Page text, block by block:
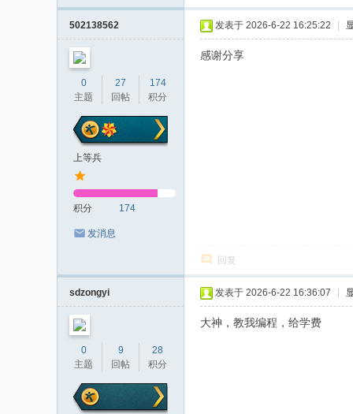
502138562
0
主题
27
回帖
174
积分
上等兵
积分 174
发消息
发表于 2026-6-22 16:25:22
感谢分享
回复
sdzongyi
0
主题
9
回帖
28
积分
发表于 2026-6-22 16:36:07
大神，教我编程，给学费